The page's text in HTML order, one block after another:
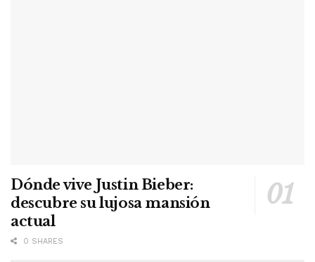
Dónde vive Justin Bieber:
descubre su lujosa mansión
actual
0 SHARES